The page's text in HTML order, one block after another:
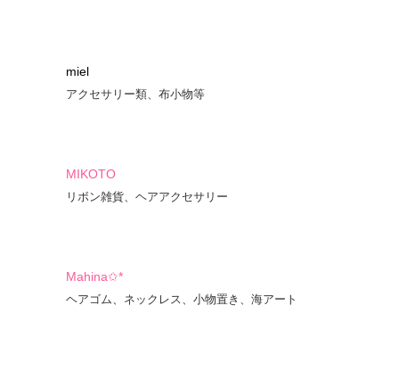
miel
アクセサリー類、布小物等
MIKOTO
リボン雑貨、ヘアアクセサリー
Mahina✩*
ヘアゴム、ネックレス、小物置き、海アート